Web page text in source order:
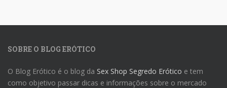
SOBRE O BLOG ERÓTICO
O Blog Erótico é o blog da Sex Shop Segredo Erótico e tem
como objetivo passar dicas e informações sobre o mercado